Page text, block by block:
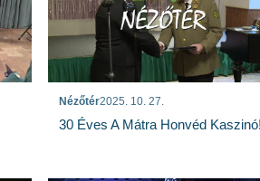
Nézőtér2025. 10. 27.
30 Éves A Mátra Honvéd Kaszinó!